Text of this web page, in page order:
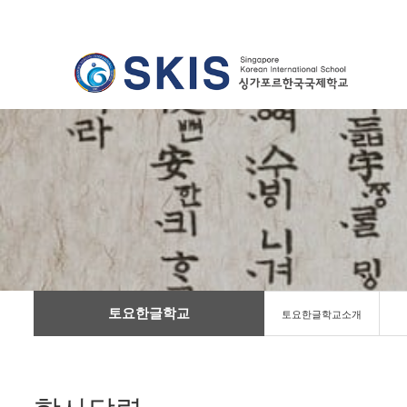
토요한글학교 토요한글학교소개